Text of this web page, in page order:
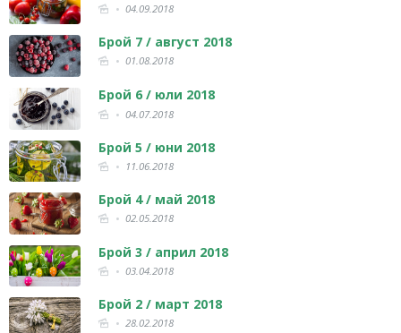
04.09.2018
Брой 7 / август 2018
01.08.2018
Брой 6 / юли 2018
04.07.2018
Брой 5 / юни 2018
11.06.2018
Брой 4 / май 2018
02.05.2018
Брой 3 / април 2018
03.04.2018
Брой 2 / март 2018
28.02.2018